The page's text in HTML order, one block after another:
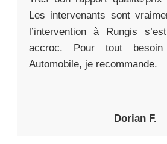
Les intervenants sont
l’intervention à Rungis
accroc. Pour tout
Automobile, je recommande.
Dorian F.